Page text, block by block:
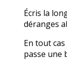
Écris la
déranges
En tout
passe une